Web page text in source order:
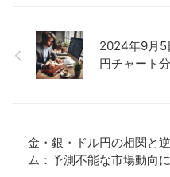
2024年9月5
円チャート
金・銀・ドル円の相関と
ム：予測不能な市場動向